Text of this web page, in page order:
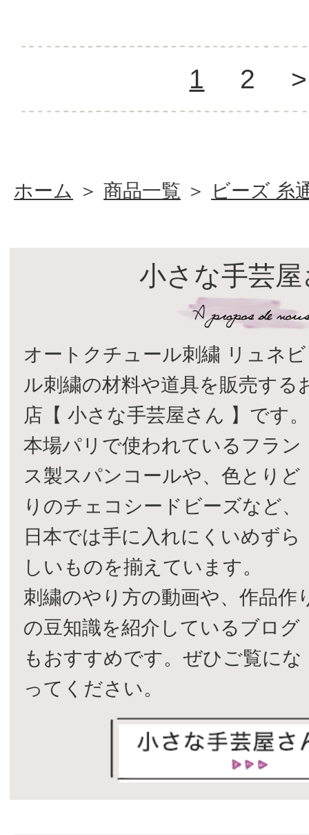
1 2 >
ホーム ＞ 商品一覧 ＞ ビーズ 糸
小さな手芸
オートクチュール刺繍 リュネビ
ル刺繍の材料や道具を販売する
店【 小さな手芸屋さん 】です。
本場パリで使われているフラン
ス製スパンコールや、色とりど
りのチェコシードビーズなど、
日本では手に入れにくいめずら
しいものを揃えています。
刺繍のやり方の動画や、作品作
の豆知識を紹介しているブログ
もおすすめです。ぜひご覧にな
ってください。